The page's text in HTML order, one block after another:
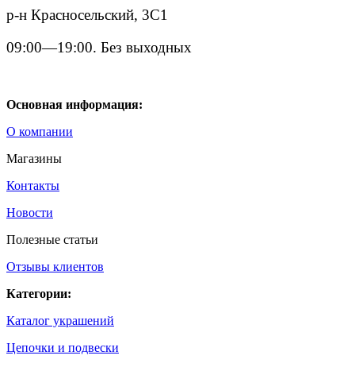
р-н Красносельский, 3С1
09:00—19:00. Без выходных
Основная информация:
О компании
Магазины
Контакты
Новости
Полезные статьи
Отзывы клиентов
Категории:
Каталог украшений
Цепочки и подвески